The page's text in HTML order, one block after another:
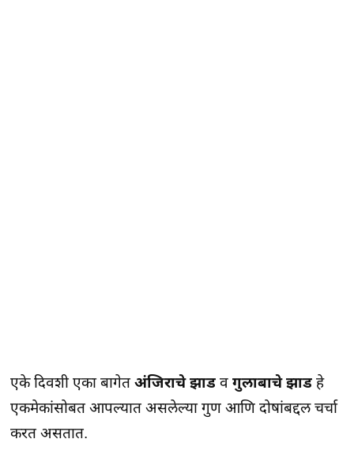
एके दिवशी एका बागेतअंजिराचे झाड वगुलाबाचे झाड हे
एकमेकांसोबत आपल्यात असलेल्या गुण आणि दोषांबद्दल चर्चा
करत असतात.